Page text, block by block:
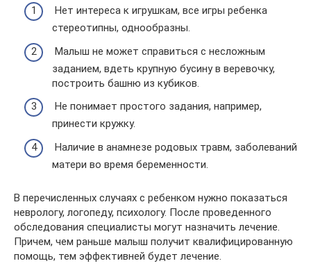
Нет интереса к игрушкам, все игры ребенка
стереотипны, однообразны.
Малыш не может справиться с несложным
заданием, вдеть крупную бусину в веревочку,
построить башню из кубиков.
Не понимает простого задания, например,
принести кружку.
Наличие в анамнезе родовых травм, заболеваний
матери во время беременности.
В перечисленных случаях с ребенком нужно показаться
неврологу, логопеду, психологу. После проведенного
обследования специалисты могут назначить лечение.
Причем, чем раньше малыш получит квалифицированную
помощь, тем эффективней будет лечение.